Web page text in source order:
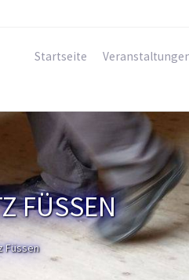
Startseite
FÜSSEN
Füssen